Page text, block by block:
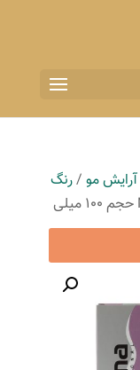
آرایش مو/رنگ
/ رنگ مو پادینا شماره M10-11-2 حجم 100 میلی